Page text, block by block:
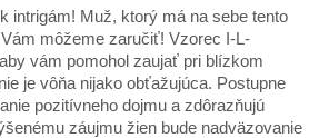
intrigám! Muž, ktorý má na sebe tento
môžeme zaručiť! Vzorec I-L-
vám pomohol zaujať pri blízkom
je vôňa nijako obťažujúca. Postupne
pozitívneho dojmu a zdôrazňujú
záujmu žien bude nadväzovanie